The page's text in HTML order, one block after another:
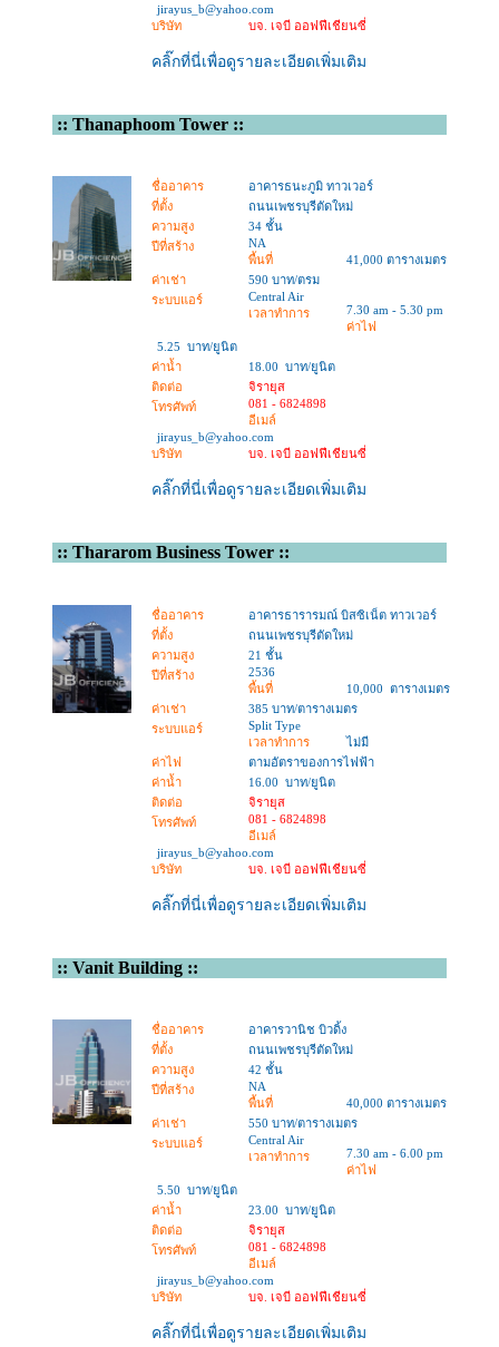
jirayus_b@yahoo.com
บริษัท
บจ. เจบี ออฟฟีเชียนซี่
คลิ๊กที่นี่เพื่อดูรายละเอียดเพิ่มเติม
::Thanaphoom Tower ::
ชื่ออาคาร
อาคารธนะภูมิ ทาวเวอร์
ที่ตั้ง
ถนนเพชรบุรีตัดใหม่
ความสูง
34 ชั้น
ปีที่สร้าง
NA
พื้นที่
41,000 ตารางเมตร
ค่าเช่า
590 บาท/ตรม
ระบบแอร์
Central Air
เวลาทำการ
7.30 am - 5.30 pm
ค่าไฟ
5.25 บาท/ยูนิต
ค่าน้ำ
18.00 บาท/ยูนิต
ติดต่อ
จิรายุส
โทรศัพท์
081 - 6824898
อีเมล์
jirayus_b@yahoo.com
บริษัท
บจ. เจบี ออฟฟีเชียนซี่
คลิ๊กที่นี่เพื่อดูรายละเอียดเพิ่มเติม
::Thararom Business Tower ::
ชื่ออาคาร
อาคารธารารมณ์ บิสซิเน็ต ทาวเวอร์
ที่ตั้ง
ถนนเพชรบุรีตัดใหม่
ความสูง
21 ชั้น
ปีที่สร้าง
2536
พื้นที่
10,000 ตารางเมตร
ค่าเช่า
385 บาท/ตารางเมตร
ระบบแอร์
Split Type
เวลาทำการ
ไม่มี
ค่าไฟ
ตามอัตราของการไฟฟ้า
ค่าน้ำ
16.00 บาท/ยูนิต
ติดต่อ
จิรายุส
โทรศัพท์
081 - 6824898
อีเมล์
jirayus_b@yahoo.com
บริษัท
บจ. เจบี ออฟฟีเชียนซี่
คลิ๊กที่นี่เพื่อดูรายละเอียดเพิ่มเติม
::Vanit Building ::
ชื่ออาคาร
อาคารวานิช บิวดิ้ง
ที่ตั้ง
ถนนเพชรบุรีตัดใหม่
ความสูง
42 ชั้น
ปีที่สร้าง
NA
พื้นที่
40,000 ตารางเมตร
ค่าเช่า
550 บาท/ตารางเมตร
ระบบแอร์
Central Air
เวลาทำการ
7.30 am - 6.00 pm
ค่าไฟ
5.50 บาท/ยูนิต
ค่าน้ำ
23.00 บาท/ยูนิต
ติดต่อ
จิรายุส
โทรศัพท์
081 - 6824898
อีเมล์
jirayus_b@yahoo.com
บริษัท
บจ. เจบี ออฟฟีเชียนซี่
คลิ๊กที่นี่เพื่อดูรายละเอียดเพิ่มเติม